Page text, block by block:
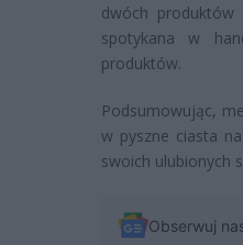
dwóch
spotykana w
produktów.
Podsumowując,
w pyszne ciasta
swoich ulubionych
Obserwuj